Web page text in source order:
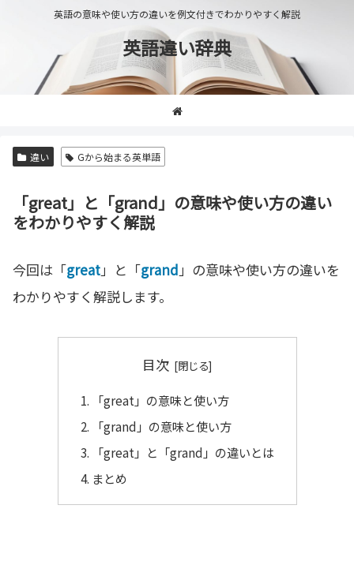
英語の意味や使い方の違いを例文付きでわかりやすく解説
英語違い辞典
違い Gから始まる英単語
「great」と「grand」の意味や使い方の違い
をわかりやすく解説
今回は「great」と「grand」の意味や使い方の違いを
わかりやすく解説します。
目次
「great」の意味と使い方
「grand」の意味と使い方
「great」と「grand」の違いとは
まとめ